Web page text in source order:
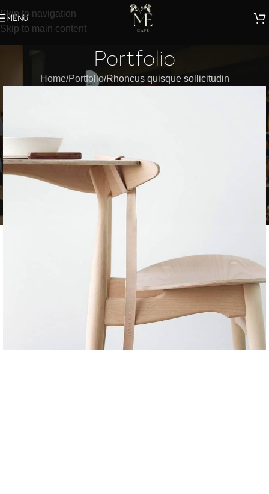
Skip to navigation
Skip to main content
MENU
Portfolio
Home Portfolio Rhoncus quisque sollicitudin